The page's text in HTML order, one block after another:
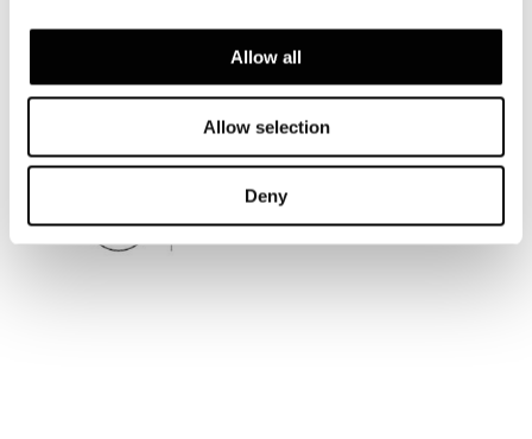
Allow all
Allow selection
Deny